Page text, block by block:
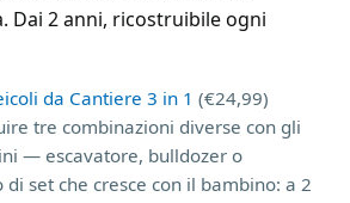
Dai 2 anni, ricostruibile ogni
da Cantiere 3 in 1 (€24,99)
tre combinazioni diverse con gli
— escavatore, bulldozer o
set che cresce con il bambino: a 2